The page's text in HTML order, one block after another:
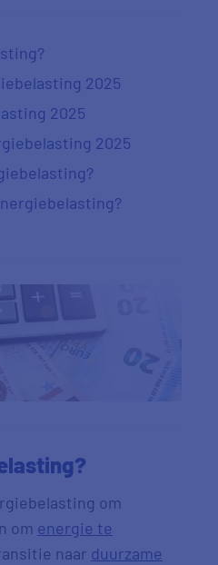
2025
2025
2025
om
om energie te
naar duurzame